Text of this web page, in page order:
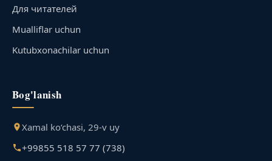
Для читателей
Mualliflar uchun
Kutubxonachilar uchun
Bog'lanish
Xamal ko‘chasi, 29-v uy
+99855 518 57 77 (738)